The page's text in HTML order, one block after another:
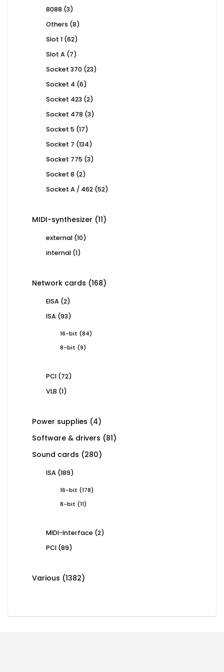
8088 33
Others 88
Slot 1 6262
Slot A 77
Socket 370 2323
Socket 4 66
Socket 423 22
Socket 478 33
Socket 5 1717
Socket 7 134134
Socket 775 33
Socket 8 22
Socket A / 462 5252
MIDI-synthesizer 1111
external 1010
internal 11
Network cards 168168
EISA 22
ISA 9393
16-bit 8484
8-bit
99
PCI 7272
VLB 11
Power supplies 44
products
Software & drivers 8181
Sound cards 280280
ISA 189189
16-bit 178178
8-bit
1111
MIDI-Interface 22
PCI 8989
Various 13821382